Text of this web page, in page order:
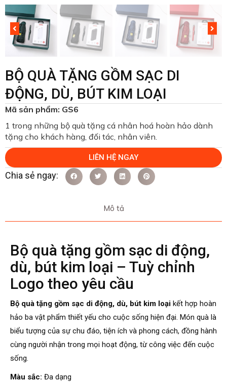
BỘ QUÀ TẶNG GỒM SẠC DI
ĐỘNG, DÙ, BÚT KIM LOẠI
Mã sản phẩm: GS6
1 trong những bộ quà tặng cá nhân hoá hoàn hảo dành
tặng cho khách hàng, đối tác, nhân viên.
LIÊN HỆ NGAY
Mô tả
Bộ quà tặng gồm sạc di động,
dù, bút kim loại – Tuỳ chỉnh
Logo theo yêu cầu
Bộ quà tặng gồm sạc di động, dù, bút kim loại kết hợp hoàn
hảo ba vật phẩm thiết yếu cho cuộc sống hiện đại. Món quà là
biểu tượng của sự chu đáo, tiện ích và phong cách, đồng hành
cùng người nhận trong mọi hoạt động, từ công việc đến cuộc
sống.
Màu sắc: Đa dạng